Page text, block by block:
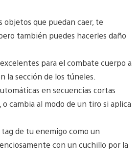
objetos que puedan caer, te
también puedes hacerles daño
para el combate cuerpo a
la sección de los túneles.
en secuencias cortas
cambia al modo de un tiro si aplica
de tu enemigo como un
con un cuchillo por la